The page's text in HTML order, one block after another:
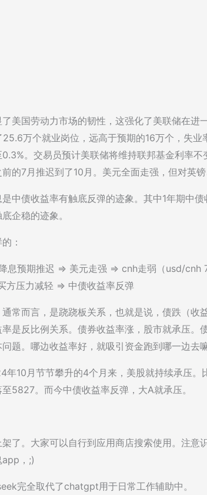
美国劳动力市场的韧性，这强化了美联储在进
万个就业岗位，远高于预期的16万个，失业
。交易员预计美联储将维持联邦基金利率
的7月推迟到了10月。美元全面走强，但对英
中债收益率有触底反弹的迹象。其中1年期中
企稳的迹象。
：
息预期推迟 => 美元走强 => cnh走弱（usd/cnh
方压力减轻 => 中债收益率反弹
常而言，是跷跷板关系，也就是说，债跌（收
是反比例关系。债券收益率涨，股市就承压。
题。哪边收益率好，就吸引资金跑到哪一边去嘛
年10月节节攀升的4个月来，美股就持续承压
5827。而今中债收益率反弹，大A就承压。
了。大家可以自行到应用商店搜索使用。注意
app，;)
完全取代了chatgpt用于日常工作辅助中。